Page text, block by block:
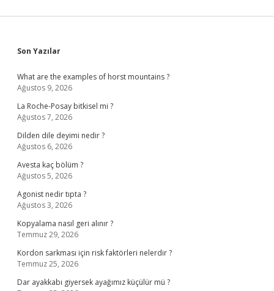
Sidebar
Son Yazılar
What are the examples of horst mountains ?
Ağustos 9, 2026
La Roche-Posay bitkisel mi ?
Ağustos 7, 2026
Dilden dile deyimi nedir ?
Ağustos 6, 2026
Avesta kaç bölüm ?
Ağustos 5, 2026
Agonist nedir tıpta ?
Ağustos 3, 2026
Kopyalama nasıl geri alınır ?
Temmuz 29, 2026
Kordon sarkması için risk faktörleri nelerdir ?
Temmuz 25, 2026
Dar ayakkabı giyersek ayağımız küçülür mü ?